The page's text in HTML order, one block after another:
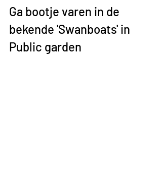
Ga bootje varen in de
bekende 'Swanboats' in
Public garden